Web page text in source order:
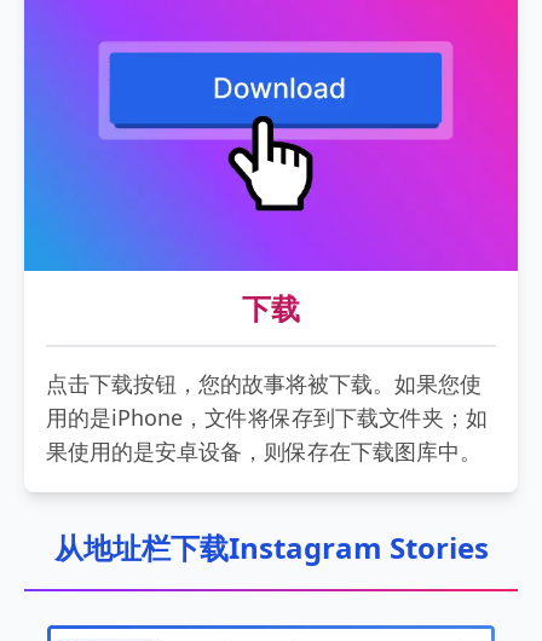
下载
点击下载按钮，您的故事将被下载。如果您使
用的是iPhone，文件将保存到下载文件夹；如
果使用的是安卓设备，则保存在下载图库中。
从地址栏下载Instagram Stories